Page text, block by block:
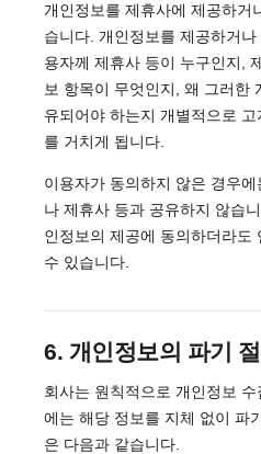
개인정보를 제휴사에 제공하거
습니다. 개인정보를 제공하거
용자께 제휴사 등이 누구인지,
보 항목이 무엇인지, 왜 그러한
유되어야 하는지 개별적으로
를 거치게 됩니다.
이용자가 동의하지 않은 경우
나 제휴사 등과 공유하지 않습
인정보의 제공에 동의하더라도
수 있습니다.
6. 개인정보의 파기
회사는 원칙적으로 개인정보
에는 해당 정보를 지체 없이 파
은 다음과 같습니다.